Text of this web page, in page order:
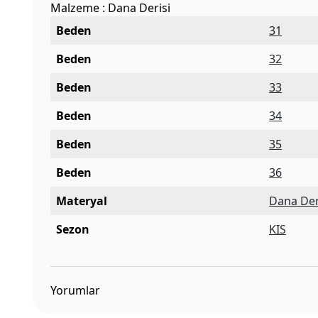
Malzeme : Dana Derisi
Beden
31
Beden
32
Beden
33
Beden
34
Beden
35
Beden
36
Materyal
Dana
Sezon
KIS
Yorumlar